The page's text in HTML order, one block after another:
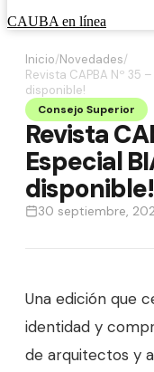
CAUBA en línea
Inicio/Novedades/
Revista CAPBA Nº 35
disponible!
Consejo Superior
Revista
Especial
disponible!
30 septiembre,
Una edición que
identidad y
de arquitectos y